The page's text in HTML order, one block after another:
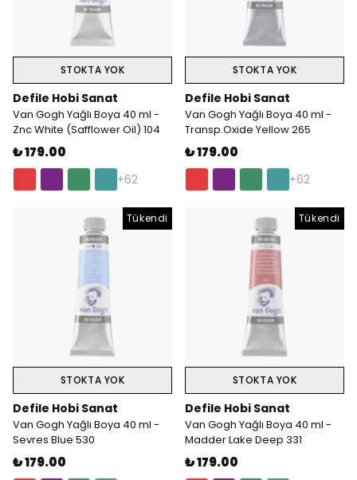
STOKTA YOK
Defile Hobi Sanat
Van Gogh Yağlı Boya 40 ml -
Znc White (Safflower Oil) 104
₺ 179.00
+62
STOKTA YOK
Defile Hobi Sanat
Van Gogh Yağlı Boya 40 ml -
Transp.Oxide Yellow 265
₺ 179.00
+62
Tükendi
STOKTA YOK
Defile Hobi Sanat
Van Gogh Yağlı Boya 40 ml -
Sevres Blue 530
₺ 179.00
Tükendi
STOKTA YOK
Defile Hobi Sanat
Van Gogh Yağlı Boya 40 ml -
Madder Lake Deep 331
₺ 179.00